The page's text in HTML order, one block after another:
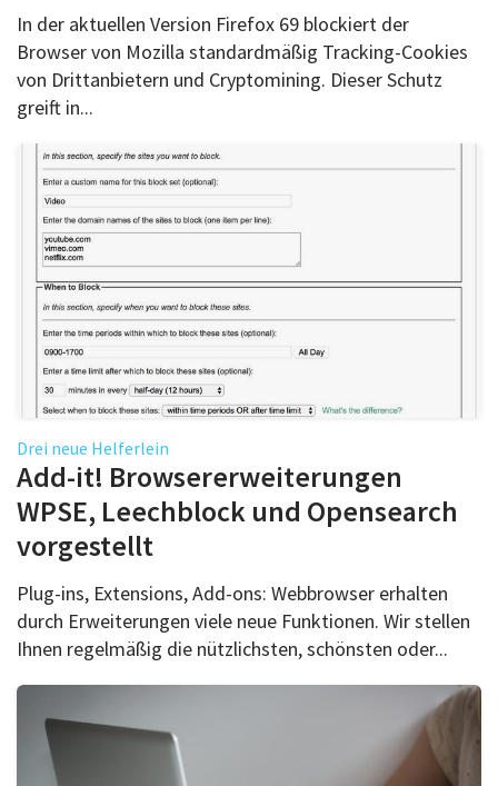
In der aktuellen Version Firefox 69 blockiert der
Browser von Mozilla standardmäßig Tracking-Cookies
von Drittanbietern und Cryptomining. Dieser Schutz
greift in...
Drei neue Helferlein
Add-it! Browsererweiterungen
WPSE, Leechblock und Opensearch
vorgestellt
Plug-ins, Extensions, Add-ons: Webbrowser erhalten
durch Erweiterungen viele neue Funktionen. Wir stellen
Ihnen regelmäßig die nützlichsten, schönsten oder...